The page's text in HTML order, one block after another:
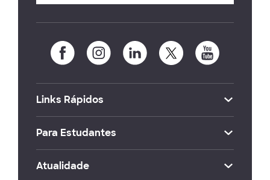
Links Rápidos
Para Estudantes
Atualidade